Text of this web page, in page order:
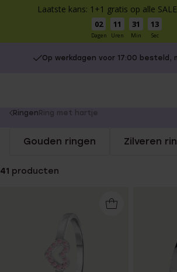
Laatste kans: 1+1 gratis op alle
02
Dagen
11
Uren
31
Min
12
Sec
Op werkdagen voor 17:00 besteld,
You
here:
Ringen Ring met hartje
Gouden ringen Zilveren
41 producten